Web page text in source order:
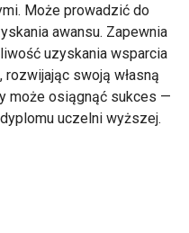
Może prowadzić do
awansu. Zapewnia
uzyskania wsparcia
swoją własną
może osiągnąć sukces —
uczelni wyższej.